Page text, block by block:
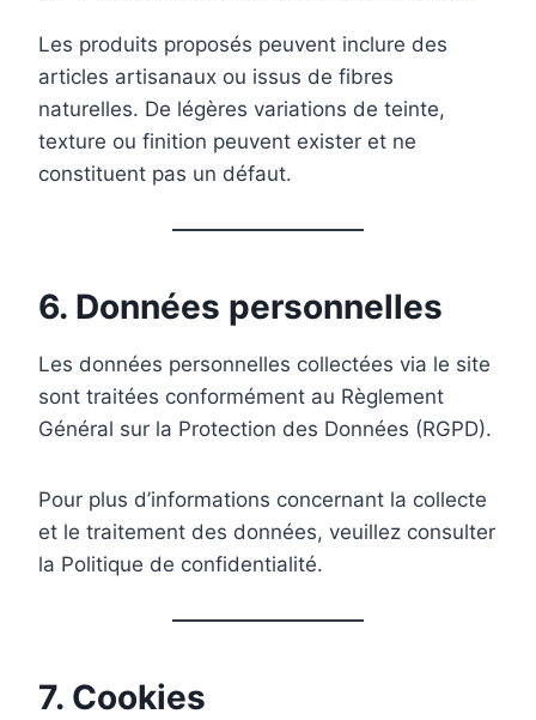
Les produits proposés peuvent inclure des
articles artisanaux ou issus de fibres
naturelles. De légères variations de teinte,
texture ou finition peuvent exister et ne
constituent pas un défaut.
6. Données personnelles
Les données personnelles collectées via le site
sont traitées conformément au Règlement
Général sur la Protection des Données (RGPD).
Pour plus d’informations concernant la collecte
et le traitement des données, veuillez consulter
la Politique de confidentialité.
7. Cookies